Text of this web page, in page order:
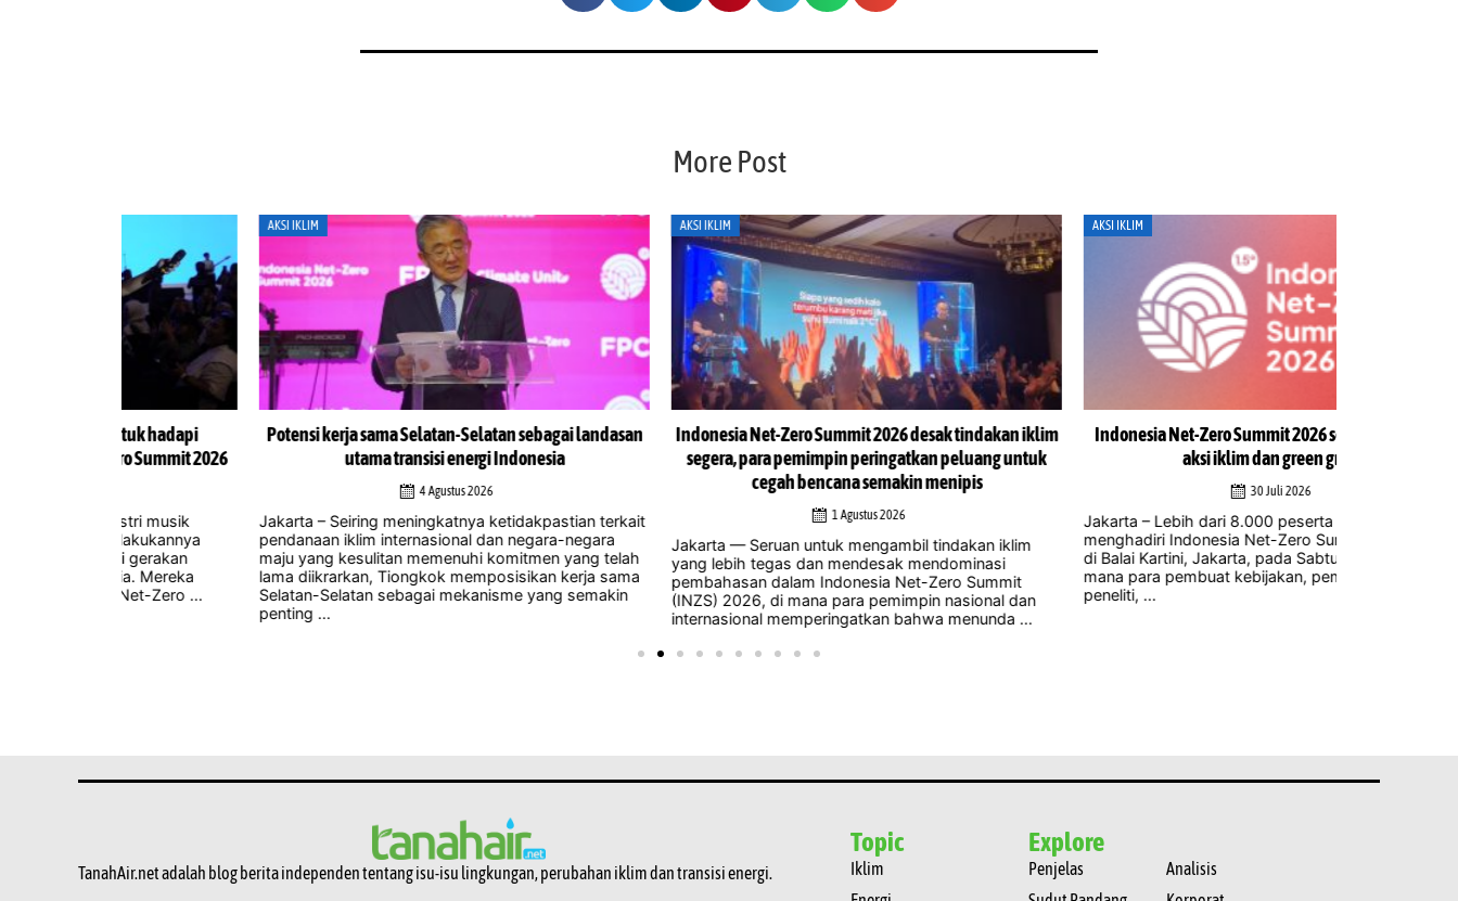
More Post
Potensi kerja sama Selatan-Selatan sebagai landasan
utama transisi energi Indonesia
Jakarta – Seiring meningkatnya ketidakpastian terkait
pendanaan iklim internasional dan negara-negara
maju yang kesulitan memenuhi komitmen yang telah
lama diikrarkan, Tiongkok memposisikan kerja sama
Selatan-Selatan sebagai mekanisme yang semakin
AKSI IKLIM
Indonesia Net-Zero Summit 2026 desak tindakan iklim
segera, para pemimpin peringatkan peluang untuk
cegah bencana semakin menipis
Jakarta — Seruan untuk mengambil tindakan iklim
yang lebih tegas dan mendesak mendominasi
pembahasan dalam Indonesia Net-Zero Summit
(INZS) 2026, di mana para pemimpin nasional dan
internasional memperingatkan bahwa menunda ...
AKSI IKLIM
Indonesia Net-Zero Summit 2026 soroti pelaksanaan
aksi iklim dan green growth
Jakarta – Lebih dari 8.000 peserta diperkirakan akan
menghadiri Indonesia Net-Zero Summit (INZS) 2026
di Balai Kartini, Jakarta, pada Sabtu, 1 Agustus, di
mana para pembuat kebijakan, pemimpin bisnis,
peneliti, ...
TanahAir.net adalah blog berita independen tentang isu-isu lingkungan, perubahan iklim dan transisi energi.
Topic
Iklim
Explore
Penjelas
Analisis